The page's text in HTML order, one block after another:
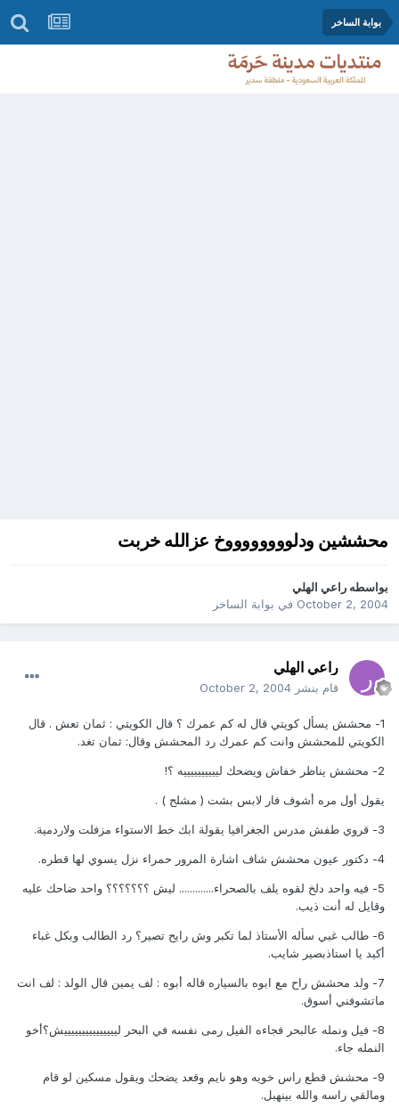
بوابة الساخر
محششين ودلووووووووخ عزالله خربت
بواسطه راعي الهلي
October 2, 2004في بوابة الساخر
راعي الهلي
قام بنشر October 2, 2004
1- محشش يسأل كويتي قال له كم عمرك ؟ قال الكويتي : ثمان تعش . قال
الكويتي للمحشش وانت كم عمرك رد المحشش وقال: ثمان تغد.
2- محشش يناظر خفاش ويضحك لييييييييييه ؟!
يقول أول مره أشوف فار لابس بشت ( مشلح ) .
3- قروي طفش مدرس الجغرافيا يقولة ابك خط الاستواء مزفلت ولاردمية.
4- دكتور عيون محشش شاف اشارة المرور حمراء نزل يسوي لها قطره.
5- فيه واحد دلخ لقوه يلف بالصحراء............. ليش ؟؟؟؟؟؟؟ واحد ضاحك عليه
وقايل له أنت ذيب.
6- طالب غبي سأله الأستاذ لما تكبر وش رايح تصير؟ رد الطالب وبكل غباء
أكيد يا استاذبصير شايب.
7- ولد محشش راح مع ابوه بالسياره قاله أبوه : لف يمين قال الولد : لف انت
ماتشوفني أسوق.
8- فيل ونمله عالبحر فجاءه الفيل رمى نفسه في البحر ليييييييييييييييش؟أخو
النمله جاء.
9- محشش قطع راس خويه وهو نايم وقعد يضحك ويقول مسكين لو قام
ومالقي راسه والله بينهبل.